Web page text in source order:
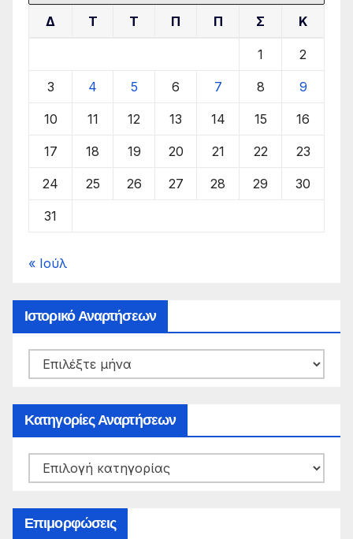
Δ Τ Τ Π Π Σ Κ
1 2
3 4 5 6 7 8 9
10 11 12 13 14 15 16
17 18 19 20 21 22 23
24 25 26 27 28 29 30
31
« Ιούλ
Ιστορικό Αναρτήσεων
Ιστορικό
Αναρτήσεων
Κατηγορίες Αναρτήσεων
Κατηγορίες
Αναρτήσεων
Επιμορφώσεις